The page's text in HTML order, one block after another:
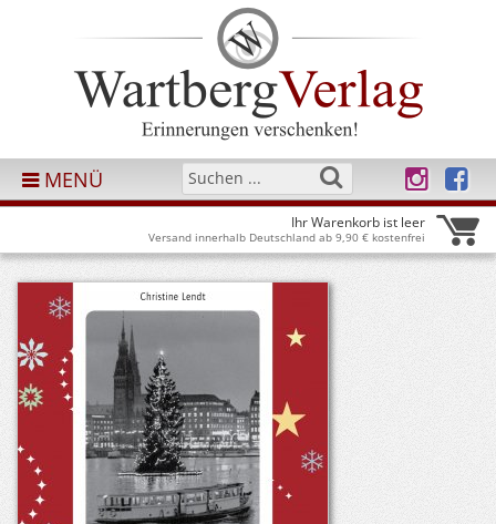
MENÜ
Ihr Warenkorb ist leer
Versand innerhalb Deutschland ab 9,90 € kostenfrei